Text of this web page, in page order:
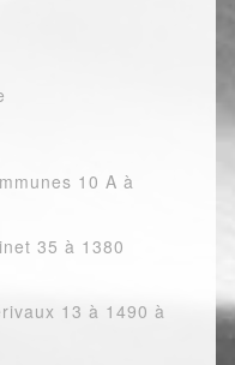
10 A à
35 à 1380
13 à 1490 à